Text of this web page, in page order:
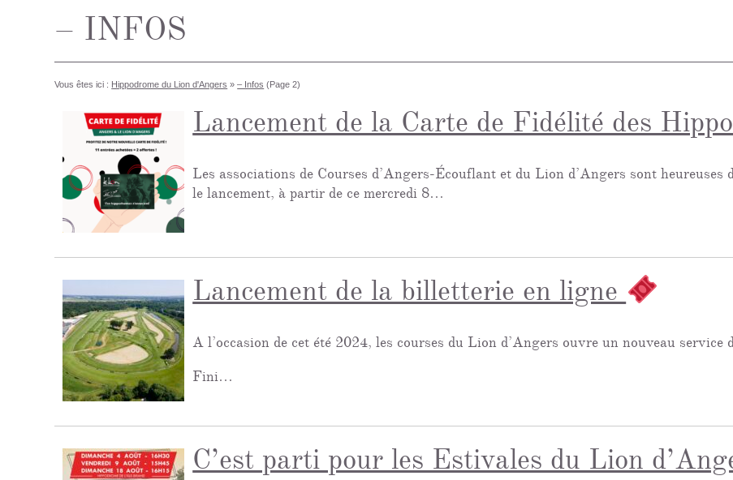
– INFOS
Vous êtes ici : Hippodrome du Lion d'Angers »– Infos (Page 2)
Lancement de la Carte de Fidélité des
Les associations de Courses d’Angers-Écouflant et du Lion d’Angers sont heureuses
le lancement, à partir de ce mercredi 8…
Lancement de la billetterie en ligne
A l’occasion de cet été 2024, les courses du Lion d’Angers ouvre un nouveau service
Fini…
C’est parti pour les Estivales du Lion